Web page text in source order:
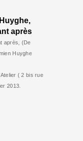
après
après, (De
Huyghe
( 2 bis rue
2013.